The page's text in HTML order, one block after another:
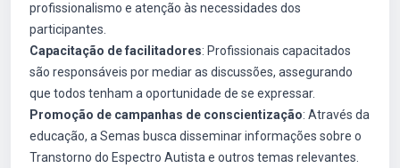
profissionalismo e atenção às necessidades dos
participantes.
Capacitação de facilitadores: Profissionais capacitados
são responsáveis por mediar as discussões, assegurando
que todos tenham a oportunidade de se expressar.
Promoção de campanhas de conscientização: Através da
educação, a Semas busca disseminar informações sobre o
Transtorno do Espectro Autista e outros temas relevantes.